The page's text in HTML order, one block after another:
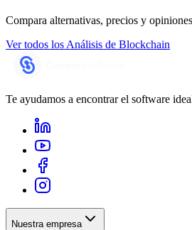
Compara alternativas, precios y
Ver todos los Análisis de Blockchain
Te ayudamos a encontrar el software
Nuestra empresa